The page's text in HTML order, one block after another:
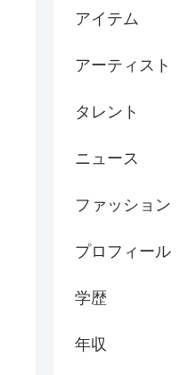
アイテム
アーティスト
タレント
ニュース
ファッション
プロフィール
学歴
年収